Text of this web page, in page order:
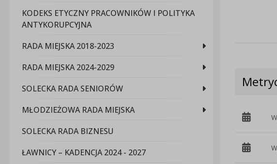
KODEKS ETYCZNY PRACOWNIKÓW I POLITYKA
ANTYKORUPCYJNA
RADA MIEJSKA 2018-2023
RADA MIEJSKA 2024-2029
SOLECKA RADA SENIORÓW
MŁODZIEŻOWA RADA MIEJSKA
SOLECKA RADA BIZNESU
ŁAWNICY – KADENCJA 2024 - 2027